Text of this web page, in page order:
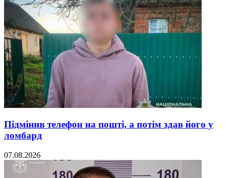
Підмінив телефон на пошті, а потім здав його у
ломбард
07.08.2026